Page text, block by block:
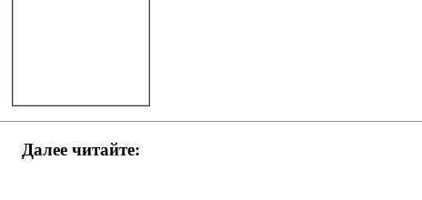
Далее читайте: